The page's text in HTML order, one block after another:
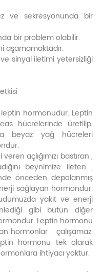
ve sekresyonunda bir
bir problem olabilir.
aşamamaktadır.
sinyal iletimi yetersizliği
hormonudur. Leptin
hücrelerinde üretilip,
beyaz yağ hücreleri
açlığımızı bastıran ,
beynimize ileten ,
önceden depolanmış
sağlayan hormondur.
yakıt ve enerji
gibi bütün diğer
Leptin hormonu
hormonlar çalışamaz.
hormonu tek olarak
ihtiyacı yoktur.